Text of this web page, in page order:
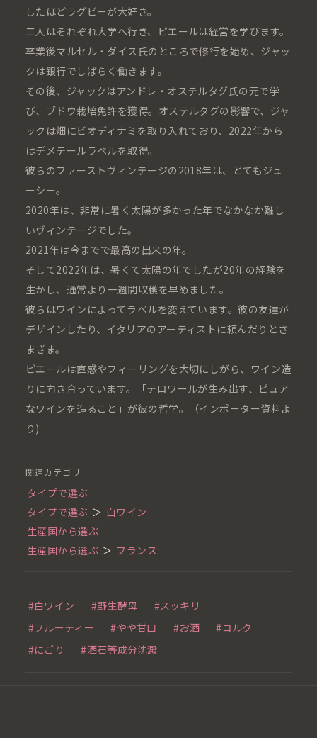
したほどラグビーが大好き。
二人はそれぞれ大学へ行き、ピエールは経営を学びます。
卒業後マルセル・ダイス氏のところで修行を始め、ジャッ
クは銀行でしばらく働きます。
その後、ジャックはアンドレ・オステルタグ氏の元で学
び、ブドウ栽培免許を獲得。オステルタグの影響で、ジャ
ックは畑にビオディナミを取り入れており、2022年から
はデメテールラベルを取得。
彼らのファーストヴィンテージの2018年は、とてもジュ
ーシー。
2020年は、非常に暑く太陽が多かった年でなかなか難し
いヴィンテージでした。
2021年は今までで最高の出来の年。
そして2022年は、暑くて太陽の年でしたが20年の経験を
生かし、通常より一週間収穫を早めました。
彼らはワインによってラベルを変えています。彼の友達が
デザインしたり、イタリアのアーティストに頼んだりとさ
まざま。
ピエールは直感やフィーリングを大切にしがら、ワイン造
りに向き合っています。「テロワールが生み出す、ピュア
なワインを造ること」が彼の哲学。（インポーター資料よ
り)
関連カテゴリ
タイプで選ぶ
タイプで選ぶ ＞ 白ワイン
生産国から選ぶ
生産国から選ぶ ＞ フランス
#白ワイン #野生酵母
#スッキリ
#フルーティー
#やや甘口 #お酒
#コルク
#にごり
#酒石等成分沈澱